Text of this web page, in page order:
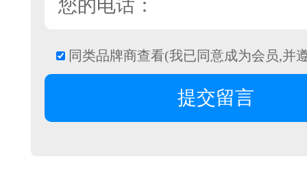
同类品牌商查看(我已同意成为会员,并